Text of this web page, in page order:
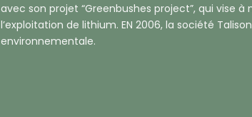
avec son projet “Greenbushes project”, qui vise
l’exploitation de lithium. EN 2006, la société
environnementale.